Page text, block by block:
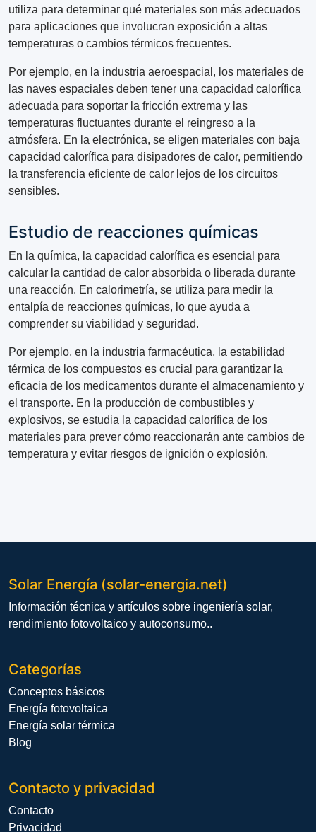
utiliza para determinar qué materiales son más adecuados
para aplicaciones que involucran exposición a altas
temperaturas o cambios térmicos frecuentes.
Por ejemplo, en la industria aeroespacial, los materiales de
las naves espaciales deben tener una capacidad calorífica
adecuada para soportar la fricción extrema y las
temperaturas fluctuantes durante el reingreso a la
atmósfera. En la electrónica, se eligen materiales con baja
capacidad calorífica para disipadores de calor, permitiendo
la transferencia eficiente de calor lejos de los circuitos
sensibles.
Estudio de reacciones químicas
En la química, la capacidad calorífica es esencial para
calcular la cantidad de calor absorbida o liberada durante
una reacción. En calorimetría, se utiliza para medir la
entalpía de reacciones químicas, lo que ayuda a
comprender su viabilidad y seguridad.
Por ejemplo, en la industria farmacéutica, la estabilidad
térmica de los compuestos es crucial para garantizar la
eficacia de los medicamentos durante el almacenamiento y
el transporte. En la producción de combustibles y
explosivos, se estudia la capacidad calorífica de los
materiales para prever cómo reaccionarán ante cambios de
temperatura y evitar riesgos de ignición o explosión.
Solar Energía (solar-energia.net)
Información técnica y artículos sobre ingeniería solar,
rendimiento fotovoltaico y autoconsumo..
Categorías
Conceptos básicos
Energía fotovoltaica
Energía solar térmica
Blog
Contacto y privacidad
Contacto
Privacidad